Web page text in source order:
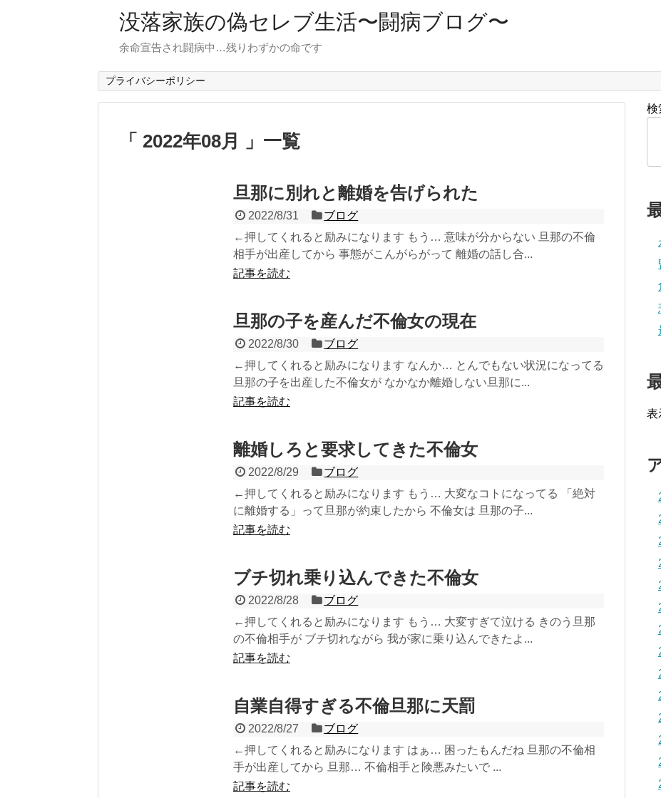
没落家族の偽セレブ生活〜闘病ブログ〜
余命宣告され闘病中…残りわずかの命です
プライバシーポリシー
「 2022年08月 」一覧
旦那に別れと離婚を告げられた
2022/8/31
ブログ
←押してくれると励みになります もう… 意味が分からない 旦那の不倫
相手が出産してから 事態がこんがらがって 離婚の話し合...
記事を読む
旦那の子を産んだ不倫女の現在
2022/8/30
ブログ
←押してくれると励みになります なんか… とんでもない状況になってる
旦那の子を出産した不倫女が なかなか離婚しない旦那に...
記事を読む
離婚しろと要求してきた不倫女
2022/8/29
ブログ
←押してくれると励みになります もう… 大変なコトになってる 「絶対
に離婚する」って旦那が約束したから 不倫女は 旦那の子...
記事を読む
ブチ切れ乗り込んできた不倫女
2022/8/28
ブログ
←押してくれると励みになります もう… 大変すぎて泣ける きのう旦那
の不倫相手が ブチ切れながら 我が家に乗り込んできたよ...
記事を読む
自業自得すぎる不倫旦那に天罰
2022/8/27
ブログ
←押してくれると励みになります はぁ… 困ったもんだね 旦那の不倫相
手が出産してから 旦那… 不倫相手と険悪みたいで ...
記事を読む
検
表